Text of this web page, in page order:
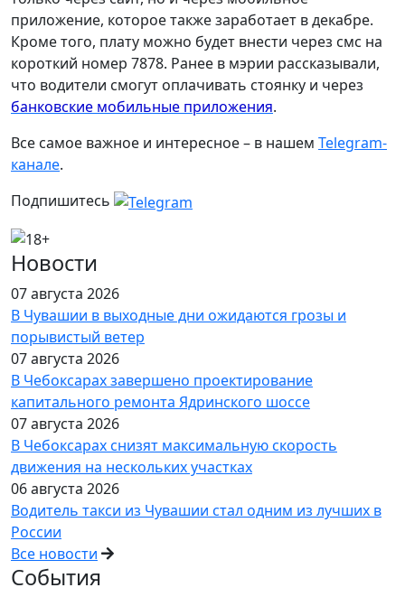
приложение, которое также заработает в декабре.
Кроме того, плату можно будет внести через смс на
короткий номер 7878. Ранее в мэрии рассказывали,
что водители смогут оплачивать стоянку и через
банковские мобильные приложения.
Все самое важное и интересное – в нашем Telegram-
канале.
Подпишитесь
Новости
07 августа 2026
В Чувашии в выходные дни ожидаются грозы и
порывистый ветер
07 августа 2026
В Чебоксарах завершено проектирование
капитального ремонта Ядринского шоссе
07 августа 2026
В Чебоксарах снизят максимальную скорость
движения на нескольких участках
06 августа 2026
Водитель такси из Чувашии стал одним из лучших в
России
Все новости
События